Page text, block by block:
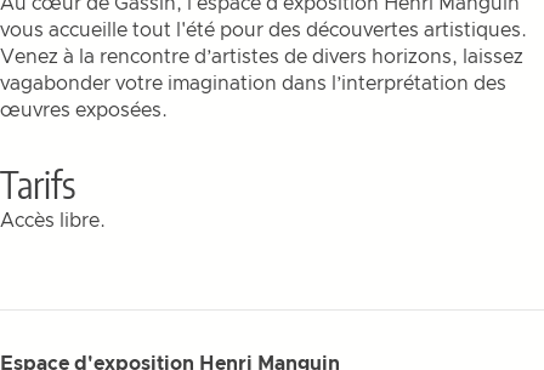
vous accueille tout l'été pour des découvertes artistiques.
Venez à la rencontre d’artistes de divers horizons, laissez
vagabonder votre imagination dans l’interprétation des
œuvres exposées.
Tarifs
Accès libre.
Espace d'exposition Henri Manguin